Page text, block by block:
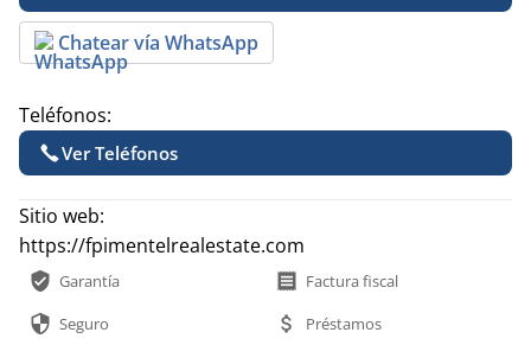
Chatear vía WhatsApp
Teléfonos:
Ver Teléfonos
Sitio web:
https://fpimentelrealestate.com
verified_user Garantía receipt Factura fiscal
security Seguro attach_money Préstamos